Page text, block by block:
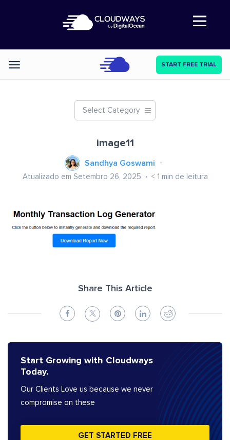
Abre a navegação
Categories START FREE TRIAL
Select Category
image11
Sandhya Goswami
Atualizado em Setembro 26, 2025 < 1 min de leitura
Share This Article
Start Growing with Cloudways
Today.
Our Clients Love us because we never
compromise on these
GET STARTED FREE